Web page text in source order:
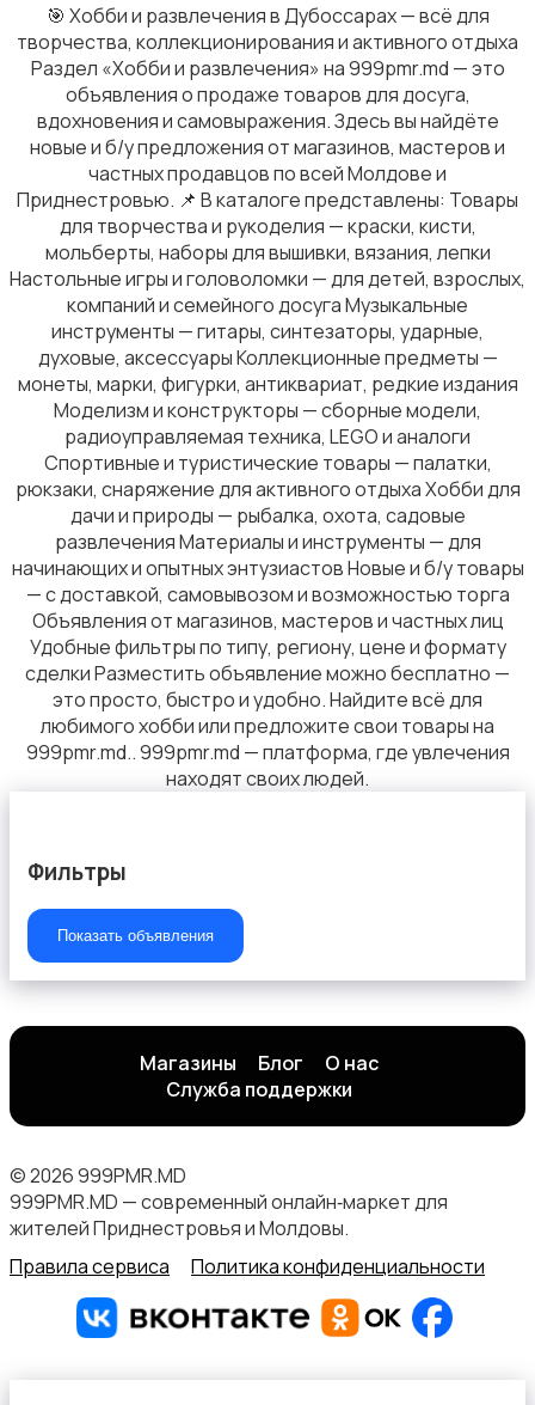
🎯 Хобби и развлечения в Дубоссарах — всё для
творчества, коллекционирования и активного отдыха
Раздел «Хобби и развлечения» на 999pmr.md — это
объявления о продаже товаров для досуга,
вдохновения и самовыражения. Здесь вы найдёте
новые и б/у предложения от магазинов, мастеров и
частных продавцов по всей Молдове и
Приднестровью. 📌 В каталоге представлены: Товары
для творчества и рукоделия — краски, кисти,
мольберты, наборы для вышивки, вязания, лепки
Настольные игры и головоломки — для детей, взрослых,
компаний и семейного досуга Музыкальные
инструменты — гитары, синтезаторы, ударные,
духовые, аксессуары Коллекционные предметы —
монеты, марки, фигурки, антиквариат, редкие издания
Моделизм и конструкторы — сборные модели,
радиоуправляемая техника, LEGO и аналоги
Спортивные и туристические товары — палатки,
рюкзаки, снаряжение для активного отдыха Хобби для
дачи и природы — рыбалка, охота, садовые
развлечения Материалы и инструменты — для
начинающих и опытных энтузиастов Новые и б/у товары
— с доставкой, самовывозом и возможностью торга
Объявления от магазинов, мастеров и частных лиц
Удобные фильтры по типу, региону, цене и формату
сделки Разместить объявление можно бесплатно —
это просто, быстро и удобно. Найдите всё для
любимого хобби или предложите свои товары на
999pmr.md.. 999pmr.md — платформа, где увлечения
находят своих людей.
Фильтры
Показать объявления
Магазины Блог
О нас
Служба поддержки
© 2026 999PMR.MD
999PMR.MD — современный онлайн‑маркет для
жителей Приднестровья и Молдовы.
Правила сервиса
Политика конфиденциальности